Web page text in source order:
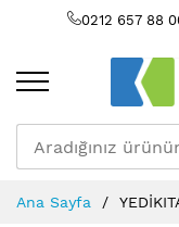
0212 657 88
to
Ana Sayfa